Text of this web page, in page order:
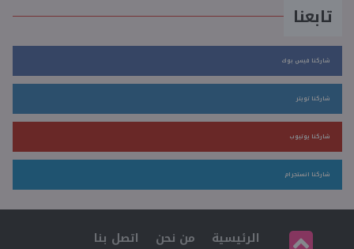
تابعنا
شاركنا فيس بوك
شاركنا تويتر
شاركنا يوتيوب
شاركنا انستجرام
الرئيسية من نحن اتصل بنا